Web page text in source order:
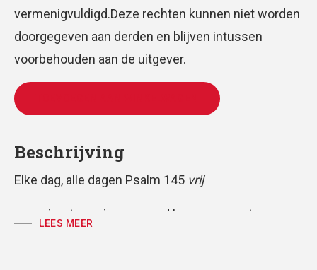
vermenigvuldigd.Deze rechten kunnen niet worden
doorgegeven aan derden en blijven intussen
voorbehouden aan de uitgever.
Beschrijving
Elke dag, alle dagen Psalm 145 vrij
voor vierstemmig gemengd koor, gemeente en
LEES MEER